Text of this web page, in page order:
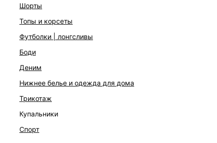
шорты
топы и корсеты
футболки | лонгсливы
боди
деним
нижнее белье и одежда для дома
трикотаж
купальники
спорт
На модели размер 75B. Крой модели соответствует
стандартному размеру
Идеальный бюстгальтер на каждый день — мягкий, как
вторая кожа. Чашечки из эластичного пеноматериала без
косточек, с легкой подкладкой и мягкой микрофиброй,
поддерживают естественную форму груди, полностью
трансформируется из обычного бюстгальтера в
перекрёстный.
ДОСТАВКА И ВОЗВРАТ
Подробные условия доставки и возврата